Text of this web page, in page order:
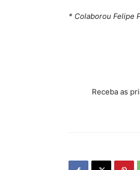
* Colaborou Felipe
Receba as